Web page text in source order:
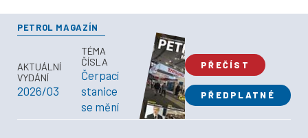
PETROL MAGAZÍN
AKTUÁLNÍ
VYDÁNÍ
2026/03
TÉMA
ČÍSLA
Čerpací
stanice
se mění
PŘEČÍST
PŘEDPLATNÉ